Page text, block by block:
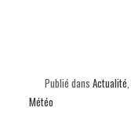
Publié dans Actualité,
Météo